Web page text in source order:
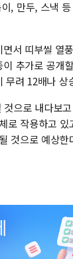
, 만두, 스낵
서 띠부씰 열
추가로 공개
려 12배나 상
으로 내다보
로 작용하고
것으로 예상